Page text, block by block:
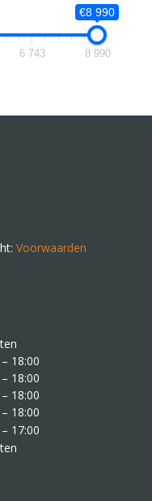
€8 990
6 743 8 990
Voorwaarden
18:00
18:00
18:00
18:00
17:00